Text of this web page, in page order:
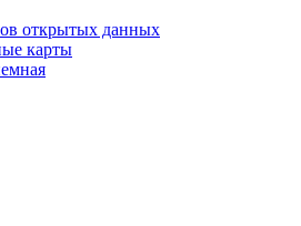
открытых данных
карты